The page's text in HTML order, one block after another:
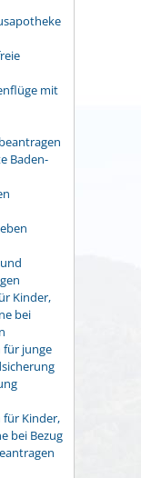
mit
Baden-
Kinder,
bei
für junge
für Kinder,
bei Bezug